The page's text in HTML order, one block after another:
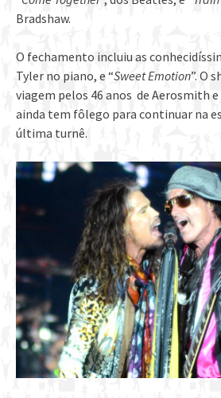
Bradshaw.
O fechamento incluiu as
Tyler no piano, e “Sweet Emotion”. O
viagem pelos 46 anos de Aerosmith
ainda tem fôlego para continuar na
última turnê.